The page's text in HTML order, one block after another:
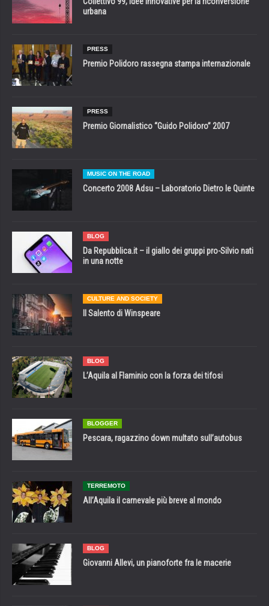
urbana
PRESS
Premio Polidoro rassegna stampa internazionale
PRESS
Premio Giornalistico “Guido Polidoro” 2007
MUSIC ON THE ROAD
Concerto 2008 Adsu – Laboratorio Dietro le Quinte
BLOG
Da Repubblica.it – il giallo dei gruppi pro-Silvio nati
in una notte
CULTURE AND SOCIETY
Il Salento di Winspeare
BLOG
L’Aquila al Flaminio con la forza dei tifosi
BLOGGER
Pescara, ragazzino down multato sull’autobus
TERREMOTO
All’Aquila il carnevale più breve al mondo
BLOG
Giovanni Allevi, un pianoforte fra le macerie